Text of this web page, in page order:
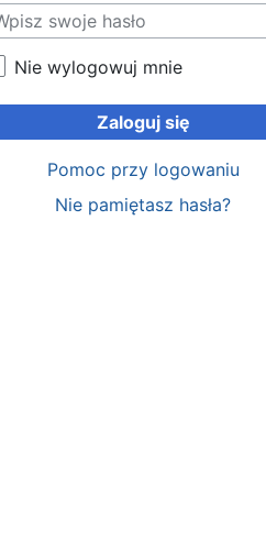
Nie wylogowuj mnie
Zaloguj się
Pomoc przy logowaniu
Nie pamiętasz hasła?